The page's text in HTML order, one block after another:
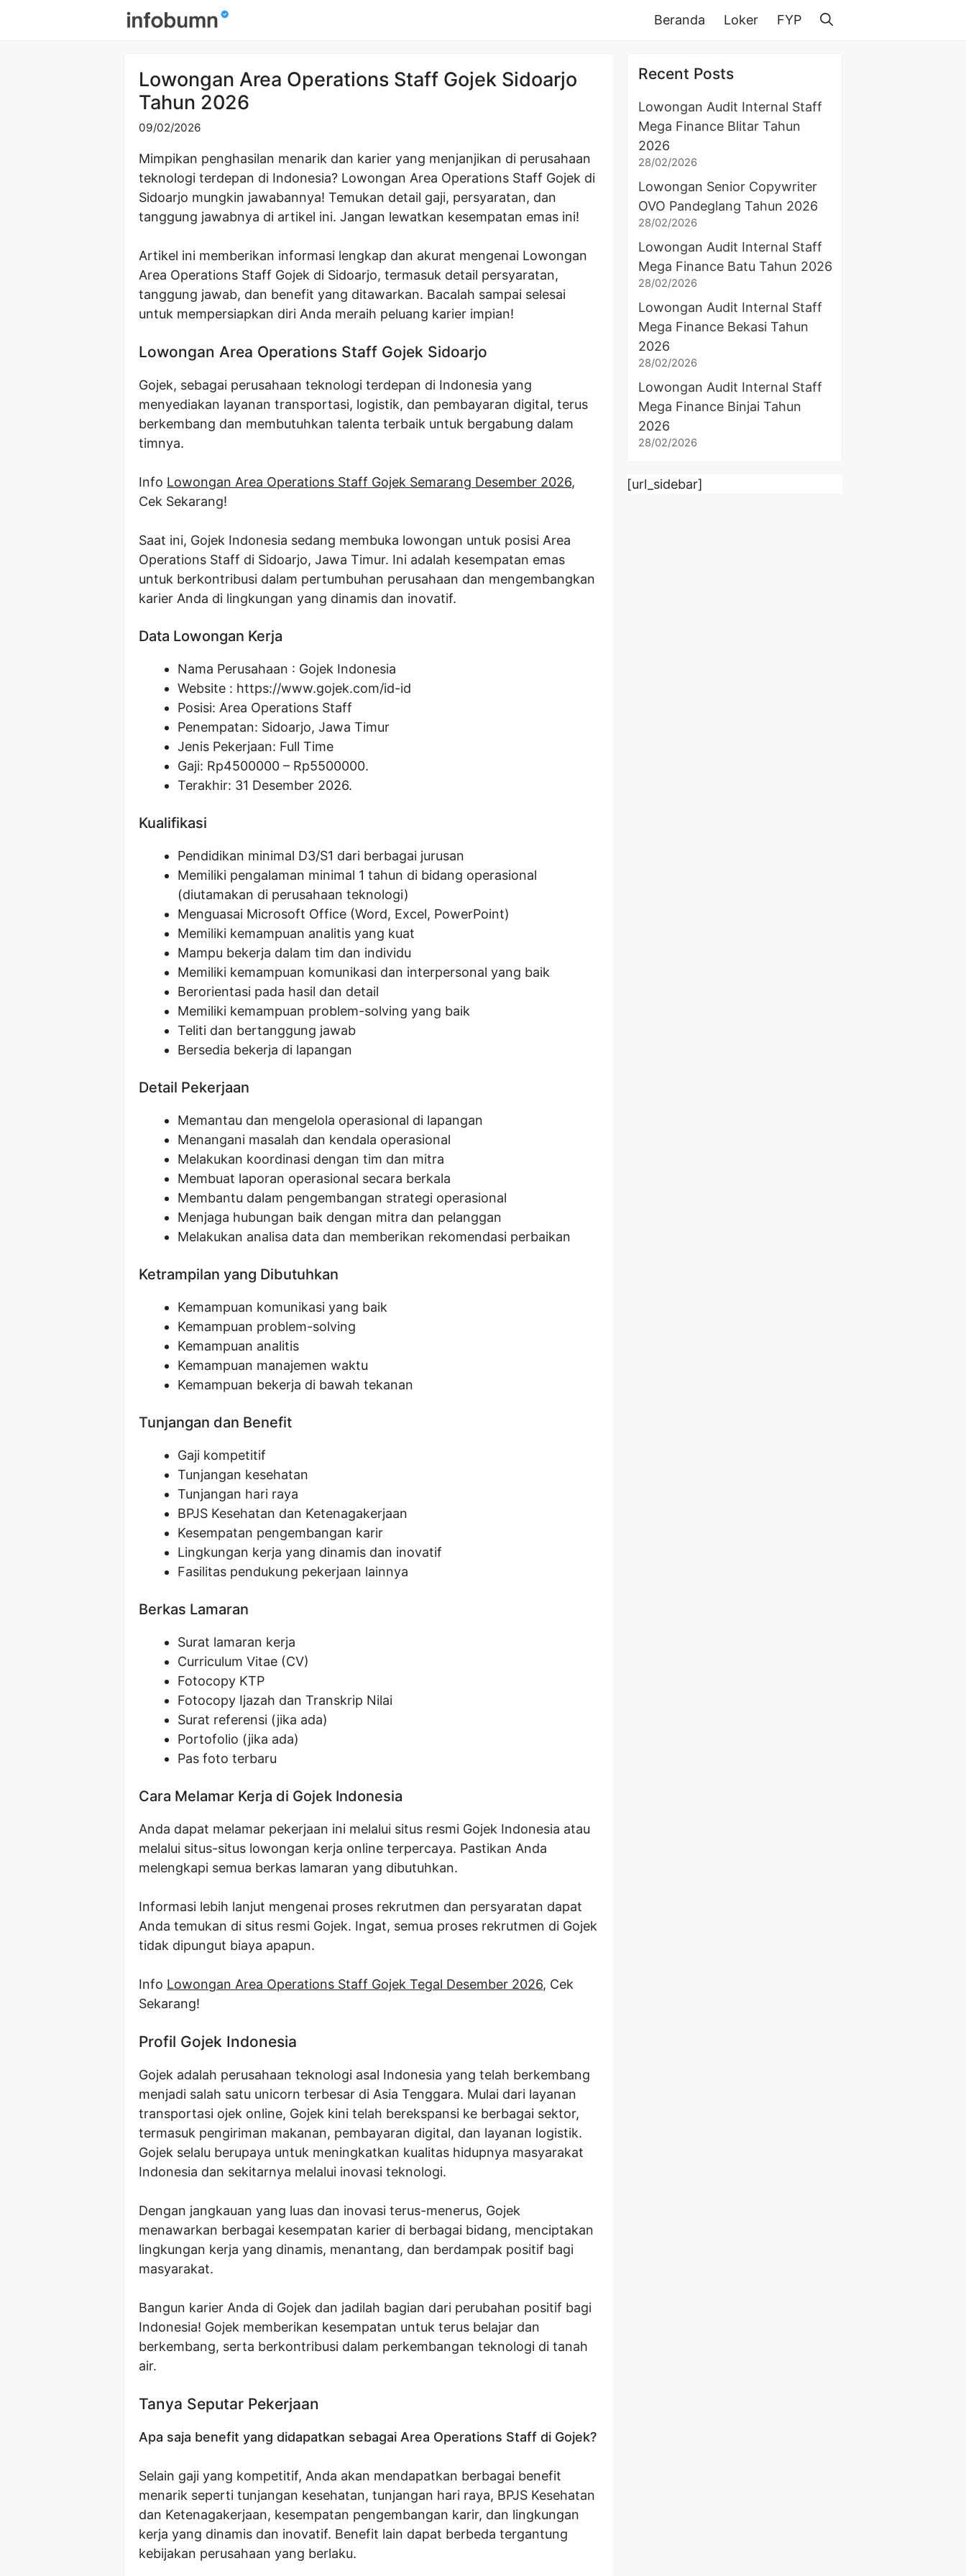
Beranda Loker FYP
Lowongan Area Operations Staff Gojek Sidoarjo
Tahun 2026
09/02/2026
Mimpikan penghasilan menarik dan karier yang menjanjikan di perusahaan
teknologi terdepan di Indonesia? Lowongan Area Operations Staff Gojek di
Sidoarjo mungkin jawabannya! Temukan detail gaji, persyaratan, dan
tanggung jawabnya di artikel ini. Jangan lewatkan kesempatan emas ini!
Artikel ini memberikan informasi lengkap dan akurat mengenai Lowongan
Area Operations Staff Gojek di Sidoarjo, termasuk detail persyaratan,
tanggung jawab, dan benefit yang ditawarkan. Bacalah sampai selesai
untuk mempersiapkan diri Anda meraih peluang karier impian!
Lowongan Area Operations Staff Gojek Sidoarjo
Gojek, sebagai perusahaan teknologi terdepan di Indonesia yang
menyediakan layanan transportasi, logistik, dan pembayaran digital, terus
berkembang dan membutuhkan talenta terbaik untuk bergabung dalam
timnya.
Info Lowongan Area Operations Staff Gojek Semarang Desember 2026,
Cek Sekarang!
Saat ini, Gojek Indonesia sedang membuka lowongan untuk posisi Area
Operations Staff di Sidoarjo, Jawa Timur. Ini adalah kesempatan emas
untuk berkontribusi dalam pertumbuhan perusahaan dan mengembangkan
karier Anda di lingkungan yang dinamis dan inovatif.
Data Lowongan Kerja
Nama Perusahaan : Gojek Indonesia
Website : https://www.gojek.com/id-id
Posisi: Area Operations Staff
Penempatan: Sidoarjo, Jawa Timur
Jenis Pekerjaan: Full Time
Gaji: Rp4500000 – Rp5500000.
Terakhir: 31 Desember 2026.
Kualifikasi
Pendidikan minimal D3/S1 dari berbagai jurusan
Memiliki pengalaman minimal 1 tahun di bidang operasional
(diutamakan di perusahaan teknologi)
Menguasai Microsoft Office (Word, Excel, PowerPoint)
Memiliki kemampuan analitis yang kuat
Mampu bekerja dalam tim dan individu
Memiliki kemampuan komunikasi dan interpersonal yang baik
Berorientasi pada hasil dan detail
Memiliki kemampuan problem-solving yang baik
Teliti dan bertanggung jawab
Bersedia bekerja di lapangan
Detail Pekerjaan
Memantau dan mengelola operasional di lapangan
Menangani masalah dan kendala operasional
Melakukan koordinasi dengan tim dan mitra
Membuat laporan operasional secara berkala
Membantu dalam pengembangan strategi operasional
Menjaga hubungan baik dengan mitra dan pelanggan
Melakukan analisa data dan memberikan rekomendasi perbaikan
Ketrampilan yang Dibutuhkan
Kemampuan komunikasi yang baik
Kemampuan problem-solving
Kemampuan analitis
Kemampuan manajemen waktu
Kemampuan bekerja di bawah tekanan
Tunjangan dan Benefit
Gaji kompetitif
Tunjangan kesehatan
Tunjangan hari raya
BPJS Kesehatan dan Ketenagakerjaan
Kesempatan pengembangan karir
Lingkungan kerja yang dinamis dan inovatif
Fasilitas pendukung pekerjaan lainnya
Berkas Lamaran
Surat lamaran kerja
Curriculum Vitae (CV)
Fotocopy KTP
Fotocopy Ijazah dan Transkrip Nilai
Surat referensi (jika ada)
Portofolio (jika ada)
Pas foto terbaru
Cara Melamar Kerja di Gojek Indonesia
Anda dapat melamar pekerjaan ini melalui situs resmi Gojek Indonesia atau
melalui situs-situs lowongan kerja online terpercaya. Pastikan Anda
melengkapi semua berkas lamaran yang dibutuhkan.
Informasi lebih lanjut mengenai proses rekrutmen dan persyaratan dapat
Anda temukan di situs resmi Gojek. Ingat, semua proses rekrutmen di Gojek
tidak dipungut biaya apapun.
Info Lowongan Area Operations Staff Gojek Tegal Desember 2026, Cek
Sekarang!
Profil Gojek Indonesia
Gojek adalah perusahaan teknologi asal Indonesia yang telah berkembang
menjadi salah satu unicorn terbesar di Asia Tenggara. Mulai dari layanan
transportasi ojek online, Gojek kini telah berekspansi ke berbagai sektor,
termasuk pengiriman makanan, pembayaran digital, dan layanan logistik.
Gojek selalu berupaya untuk meningkatkan kualitas hidupnya masyarakat
Indonesia dan sekitarnya melalui inovasi teknologi.
Dengan jangkauan yang luas dan inovasi terus-menerus, Gojek
menawarkan berbagai kesempatan karier di berbagai bidang, menciptakan
lingkungan kerja yang dinamis, menantang, dan berdampak positif bagi
masyarakat.
Bangun karier Anda di Gojek dan jadilah bagian dari perubahan positif bagi
Indonesia! Gojek memberikan kesempatan untuk terus belajar dan
berkembang, serta berkontribusi dalam perkembangan teknologi di tanah
air.
Tanya Seputar Pekerjaan
Apa saja benefit yang didapatkan sebagai Area Operations Staff di Gojek?
Selain gaji yang kompetitif, Anda akan mendapatkan berbagai benefit
menarik seperti tunjangan kesehatan, tunjangan hari raya, BPJS Kesehatan
dan Ketenagakerjaan, kesempatan pengembangan karir, dan lingkungan
kerja yang dinamis dan inovatif. Benefit lain dapat berbeda tergantung
kebijakan perusahaan yang berlaku.
Recent Posts
Lowongan Audit Internal Staff
Mega Finance Blitar Tahun
2026
28/02/2026
Lowongan Senior Copywriter
OVO Pandeglang Tahun 2026
28/02/2026
Lowongan Audit Internal Staff
Mega Finance Batu Tahun 2026
28/02/2026
Lowongan Audit Internal Staff
Mega Finance Bekasi Tahun
2026
28/02/2026
Lowongan Audit Internal Staff
Mega Finance Binjai Tahun
2026
28/02/2026
[url_sidebar]